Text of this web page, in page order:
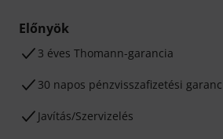
Előnyök
3 éves Thomann-garancia
30 napos pénzvisszafizetési
Javítás/Szervizelés